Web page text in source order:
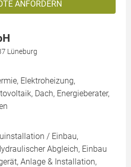
ANFORDERN
Lüneburg
Elektroheizung,
Dach, Energieberater,
/ Einbau,
Abgleich, Einbau
Anlage & Installation,